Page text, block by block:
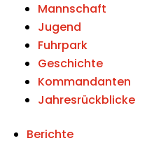
Mannschaft
Jugend
Fuhrpark
Geschichte
Kommandanten
Jahresrückblicke
Berichte